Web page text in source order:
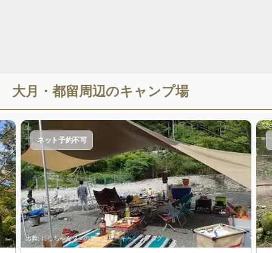
大月・都留周辺のキャンプ場
出典:にしちゃんママのファミリーキャンプブログ
ネット予約不可